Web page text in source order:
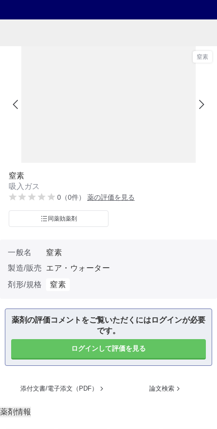
窒素
窒素
吸入ガス
0（0件） 薬の評価を見る
同薬効薬剤
一般名
窒素
製造/販売
エア・ウォーター
剤形/規格
窒素
薬剤の評価コメントをご覧いただくにはログインが必要
です。
ログインして評価を見る
添付文書/電子添文（PDF） 論文検索
薬剤情報